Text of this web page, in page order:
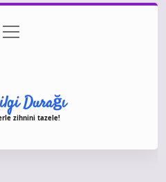
Politikası
menüyü
aç
Durağı
zihnini tazele!